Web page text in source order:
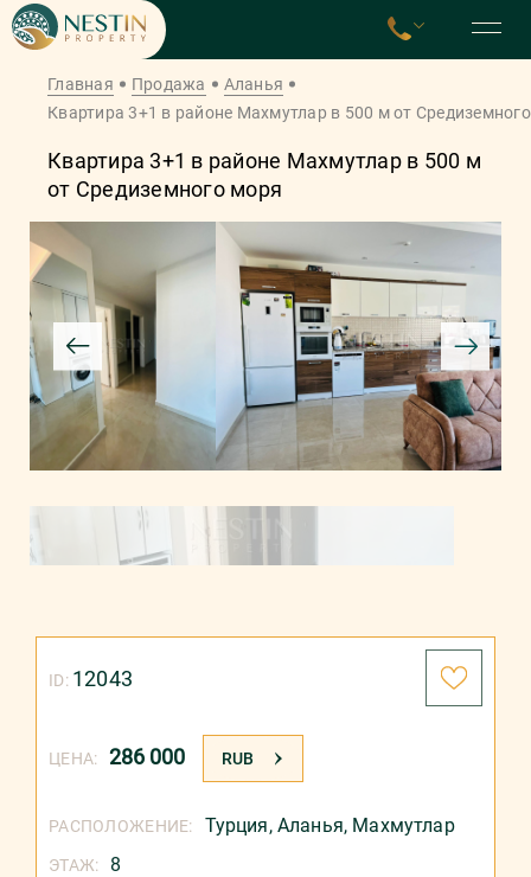
Главная Продажа
Аланья
Квартира 3+1 в районе Махмутлар в 500 м от
Квартира 3+1 в районе Махмутлар в 500 м
от Средиземного моря
ЦЕНА: 286 000 RUB
ID: 12043
РАСПОЛОЖЕНИЕ: Турция, Аланья, Махмутлар
ЭТАЖ: 8